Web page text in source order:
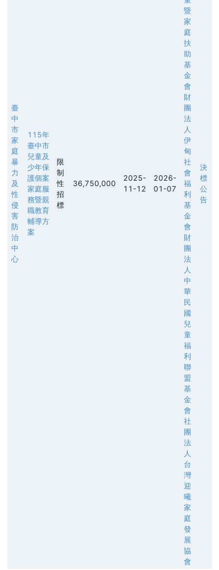
臺
中
市
家
庭
暴
力
及
性
侵
害
防
治
中
心
115年
臺中市
兒童及
少年保
護個案
家庭服
務暨親
職教育
輔導方
案
限
制
性
招
標
36,750,000
2025-
11-12
2026-
01-07
暨
家
庭
扶
助
基
金
會
財
團
法
人
伊
甸
社
會
福
利
基
金
會
財
團
法
人
中
華
民
國
兒
童
福
利
聯
盟
基
金
會
社
團
法
人
台
灣
迎
曦
家
庭
發
展
協
會
決
標
公
告